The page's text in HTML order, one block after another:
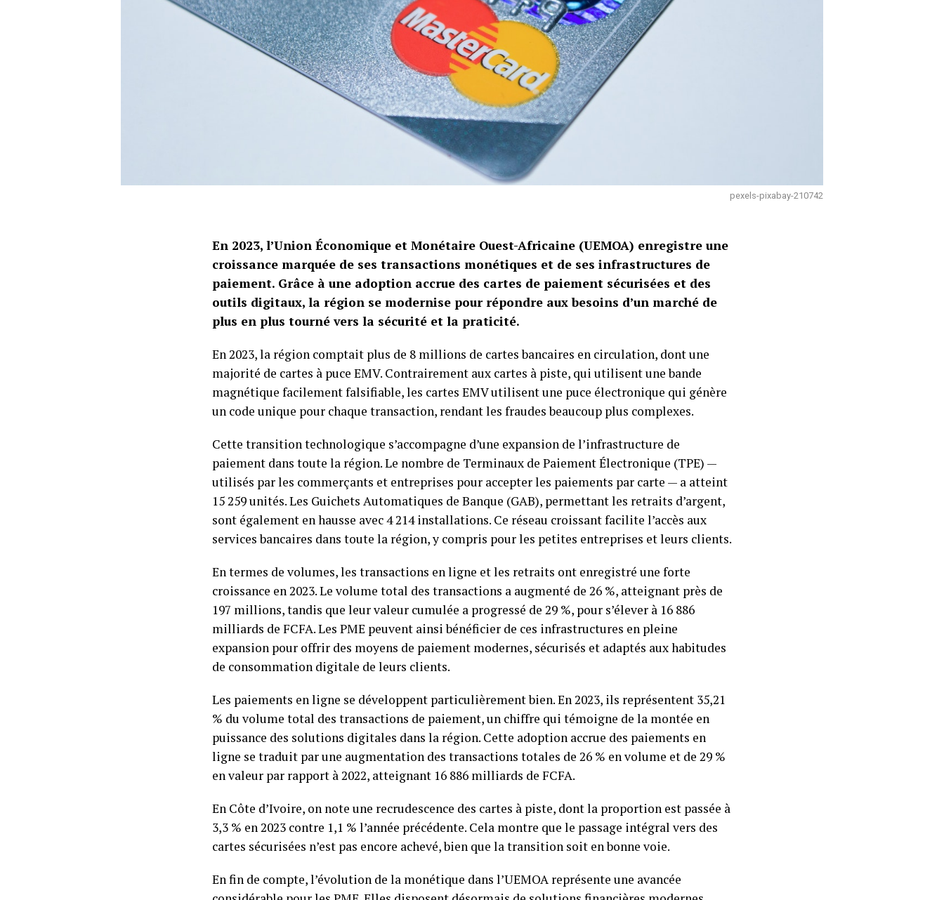
pexels-pixabay-210742
En 2023, l’Union Économique et Monétaire Ouest-Africaine (UEMOA) enregistre une
croissance marquée de ses transactions monétiques et de ses infrastructures de
paiement. Grâce à une adoption accrue des cartes de paiement sécurisées et des
outils digitaux, la région se modernise pour répondre aux besoins d’un marché de
plus en plus tourné vers la sécurité et la praticité.
En 2023, la région comptait plus de 8 millions de cartes bancaires en circulation, dont une
majorité de cartes à puce EMV. Contrairement aux cartes à piste, qui utilisent une bande
magnétique facilement falsifiable, les cartes EMV utilisent une puce électronique qui génère
un code unique pour chaque transaction, rendant les fraudes beaucoup plus complexes.
Cette transition technologique s’accompagne d’une expansion de l’infrastructure de
paiement dans toute la région. Le nombre de Terminaux de Paiement Électronique (TPE) —
utilisés par les commerçants et entreprises pour accepter les paiements par carte — a atteint
15 259 unités. Les Guichets Automatiques de Banque (GAB), permettant les retraits d’argent,
sont également en hausse avec 4 214 installations. Ce réseau croissant facilite l’accès aux
services bancaires dans toute la région, y compris pour les petites entreprises et leurs clients.
En termes de volumes, les transactions en ligne et les retraits ont enregistré une forte
croissance en 2023. Le volume total des transactions a augmenté de 26 %, atteignant près de
197 millions, tandis que leur valeur cumulée a progressé de 29 %, pour s’élever à 16 886
milliards de FCFA. Les PME peuvent ainsi bénéficier de ces infrastructures en pleine
expansion pour offrir des moyens de paiement modernes, sécurisés et adaptés aux habitudes
de consommation digitale de leurs clients.
Les paiements en ligne se développent particulièrement bien. En 2023, ils représentent 35,21
% du volume total des transactions de paiement, un chiffre qui témoigne de la montée en
puissance des solutions digitales dans la région. Cette adoption accrue des paiements en
ligne se traduit par une augmentation des transactions totales de 26 % en volume et de 29 %
en valeur par rapport à 2022, atteignant 16 886 milliards de FCFA.
En Côte d’Ivoire, on note une recrudescence des cartes à piste, dont la proportion est passée à
3,3 % en 2023 contre 1,1 % l’année précédente. Cela montre que le passage intégral vers des
cartes sécurisées n’est pas encore achevé, bien que la transition soit en bonne voie.
En fin de compte, l’évolution de la monétique dans l’UEMOA représente une avancée